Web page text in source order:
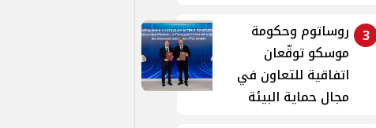
3 روساتوم وحكومة
موسكو توقّعان
اتفاقية للتعاون في
مجال حماية البيئة